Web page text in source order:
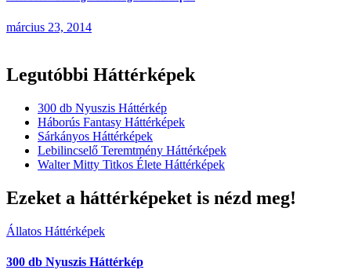
március 23, 2014
Legutóbbi Háttérképek
300 db Nyuszis Háttérkép
Háborús Fantasy Háttérképek
Sárkányos Háttérképek
Lebilincselő Teremtmény Háttérképek
Walter Mitty Titkos Élete Háttérképek
Ezeket a háttérképeket is nézd meg!
Állatos Háttérképek
300 db Nyuszis Háttérkép